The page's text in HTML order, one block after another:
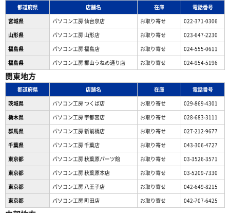
都道府県 店舗名 在庫
電話番号
宮城県
パソコン工房 仙台泉店 お取り寄せ
022-371-0306
山形県
パソコン工房 山形店 お取り寄せ
023-647-2230
福島県
パソコン工房 福島店 お取り寄せ
024-555-0611
福島県
パソコン工房 郡山うねめ通り店 お取り寄せ 024-954-5196
関東地方
都道府県 店舗名 在庫
電話番号
茨城県
パソコン工房 つくば店 お取り寄せ
029-869-4301
栃木県
パソコン工房 宇都宮店 お取り寄せ
028-683-3111
群馬県
パソコン工房 新前橋店 お取り寄せ
027-212-9677
千葉県
パソコン工房 千葉店 お取り寄せ
043-306-4727
東京都
パソコン工房 秋葉原パーツ館 お取り寄せ
03-3526-3571
東京都
パソコン工房 秋葉原本店 お取り寄せ
03-5209-7330
東京都
パソコン工房 八王子店 お取り寄せ
042-649-8215
東京都
パソコン工房 町田店 お取り寄せ 042-707-6425